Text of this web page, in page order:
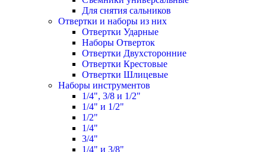
Для снятия сальников
Отвертки и наборы из них
Отвертки Ударные
Наборы Отверток
Отвертки Двухсторонние
Отвертки Крестовые
Отвертки Шлицевые
Наборы инструментов
1/4", 3/8 и 1/2"
1/4" и 1/2"
1/2"
1/4"
3/4"
1/4" и 3/8"